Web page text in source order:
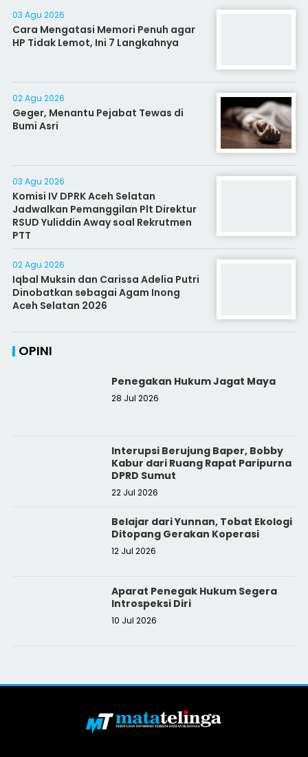
03 Agu 2026
Cara Mengatasi Memori Penuh agar
HP Tidak Lemot, Ini 7 Langkahnya
02 Agu 2026
Geger, Menantu Pejabat Tewas di
Bumi Asri
03 Agu 2026
Komisi IV DPRK Aceh Selatan
Jadwalkan Pemanggilan Plt Direktur
RSUD Yuliddin Away soal Rekrutmen
PTT
02 Agu 2026
Iqbal Muksin dan Carissa Adelia Putri
Dinobatkan sebagai Agam Inong
Aceh Selatan 2026
OPINI
Penegakan Hukum Jagat Maya
28 Jul 2026
Interupsi Berujung Baper, Bobby
Kabur dari Ruang Rapat Paripurna
DPRD Sumut
22 Jul 2026
Belajar dari Yunnan, Tobat Ekologi
Ditopang Gerakan Koperasi
12 Jul 2026
Aparat Penegak Hukum Segera
Introspeksi Diri
10 Jul 2026